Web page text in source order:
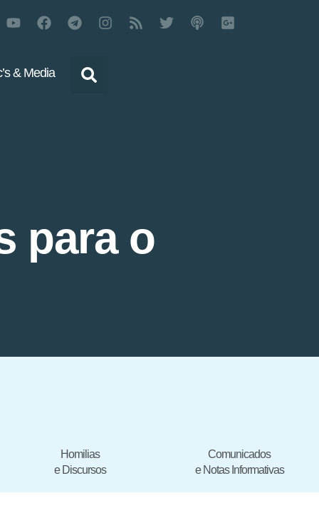
& Media
para o
Homilias
e Discursos
Comunicados
e Notas Informativas